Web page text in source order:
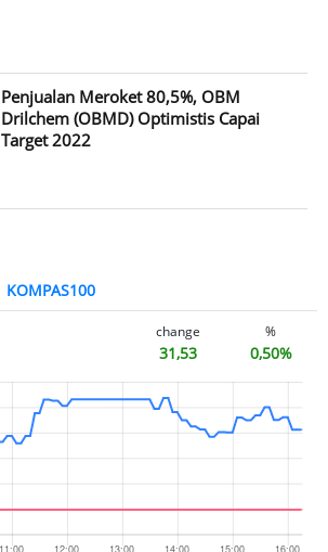
Penjualan Meroket 80,5%, OBM
Drilchem (OBMD) Optimistis Capai
Target 2022
KOMPAS100
change
31,53
%
0,50%